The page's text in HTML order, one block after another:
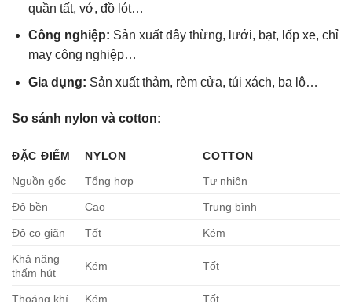
quần tất, vớ, đồ lót…
Công nghiệp: Sản xuất dây thừng, lưới, bạt, lốp xe, chỉ
may công nghiệp…
Gia dụng: Sản xuất thảm, rèm cửa, túi xách, ba lô…
So sánh nylon và cotton:
ĐẶC ĐIỂM NYLON
COTTON
Nguồn gốc
Tổng hợp Tự nhiên
Độ bền Cao Trung bình
Độ co giãn Tốt Kém
Khả năng
thấm hút
Kém Tốt
Thoáng khí Kém Tốt